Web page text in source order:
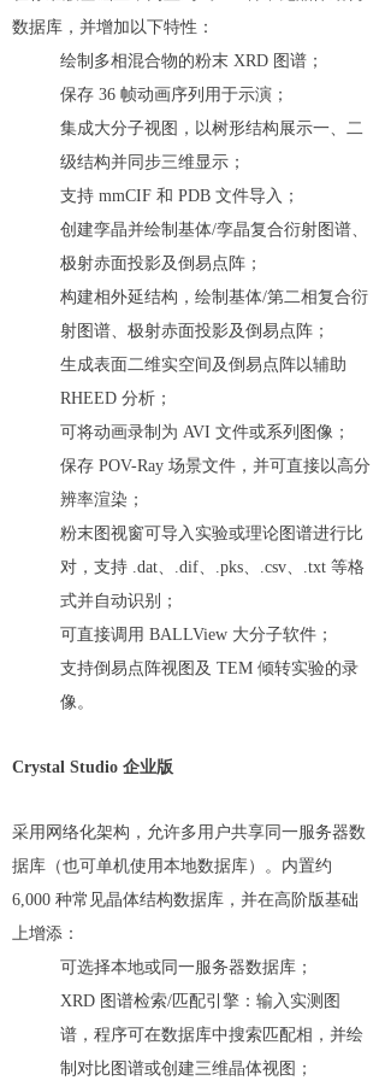
数据库，并增加以下特性：
绘制多相混合物的粉末 XRD 图谱；
保存 36 帧动画序列用于示演；
集成大分子视图，以树形结构展示一、二
级结构并同步三维显示；
支持 mmCIF 和 PDB 文件导入；
创建孪晶并绘制基体/孪晶复合衍射图谱、
极射赤面投影及倒易点阵；
构建相外延结构，绘制基体/第二相复合衍
射图谱、极射赤面投影及倒易点阵；
生成表面二维实空间及倒易点阵以辅助
RHEED 分析；
可将动画录制为 AVI 文件或系列图像；
保存 POV-Ray 场景文件，并可直接以高分
辨率渲染；
粉末图视窗可导入实验或理论图谱进行比
对，支持 .dat、.dif、.pks、.csv、.txt 等格
式并自动识别；
可直接调用 BALLView 大分子软件；
支持倒易点阵视图及 TEM 倾转实验的录
像。
Crystal Studio 企业版
采用网络化架构，允许多用户共享同一服务器数
据库（也可单机使用本地数据库）。内置约
6,000 种常见晶体结构数据库，并在高阶版基础
上增添：
可选择本地或同一服务器数据库；
XRD 图谱检索/匹配引擎：输入实测图
谱，程序可在数据库中搜索匹配相，并绘
制对比图谱或创建三维晶体视图；